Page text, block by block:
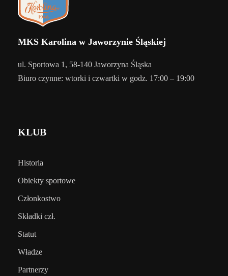
MKS Karolina w Jaworzynie Śląskiej
ul. Sportowa 1, 58-140 Jaworzyna Śląska
Biuro czynne: wtorki i czwartki w godz. 17:00 – 19:00
KLUB
Historia
Obiekty sportowe
Członkostwo
Składki czł.
Statut
Władze
Partnerzy